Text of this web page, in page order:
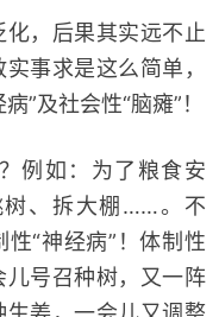
，后果其实远不止
事求是这么简单，
”及社会性“脑瘫”！
如：为了粮食安
树、拆大棚……。不
“神经病”！体制性
号召种树，又一阵